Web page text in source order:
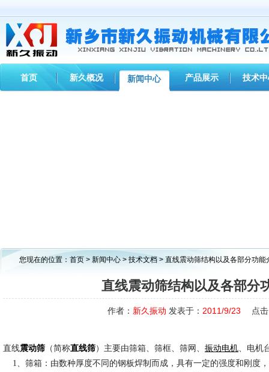
首页 新久概况 新闻中心 产品展示 技术
您现在的位置： 首页 > 新闻中心 > 技术文档 > 直线震动筛结构以及各部分功能
直线震动筛结构以及各部分
作者： 新久振动 发表于： 2011/9/23 点击
直线震动筛 （简称直线筛）主要由筛箱、筛框、筛网、 振动电机、电机
1、筛箱：由数种厚度不同的钢板焊制而成，具有一定的强度和刚度